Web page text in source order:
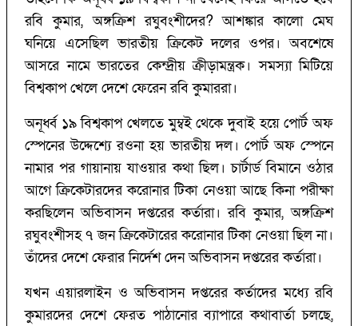
রবি কুমার, অঙ্গক্রিশ রঘুবংশীদের?‌ আশঙ্কার কালো মেঘ
ঘনিয়ে এসেছিল ভারতীয় ক্রিকেট দলের ওপর। অবশেষে
আসরে নামে ভারতের কেন্দ্রীয় ক্রীড়ামন্ত্রক। সমস্যা মিটিয়ে
বিশ্বকাপ খেলে দেশে ফেরেন রবি কুমাররা।
অনূর্ধ্ব ১৯ বিশ্বকাপ খেলতে মুম্বই থেকে দুবাই হয়ে পোর্ট অফ
স্পেনের উদ্দেশ্যে রওনা হয় ভারতীয় দল। পোর্ট অফ স্পেনে
নামার পর গায়ানায় যাওয়ার কথা ছিল। চার্টার্ড বিমানে ওঠার
আগে ক্রিকেটারদের করোনার টিকা নেওয়া আছে কিনা পরীক্ষা
করছিলেন অভিবাসন দপ্তরের কর্তারা। রবি কুমার, অঙ্গক্রিশ
রঘুবংশীসহ ৭ জন ক্রিকেটারের করোনার টিকা নেওয়া ছিল না।
তাঁদের দেশে ফেরার নির্দেশ দেন অভিবাসন দপ্তরের কর্তারা।
যখন এয়ারলাইন ও অভিবাসন দপ্তরের কর্তাদের মধ্যে রবি
কুমারদের দেশে ফেরত পাঠানোর ব্যাপারে কথাবার্তা চলছে,